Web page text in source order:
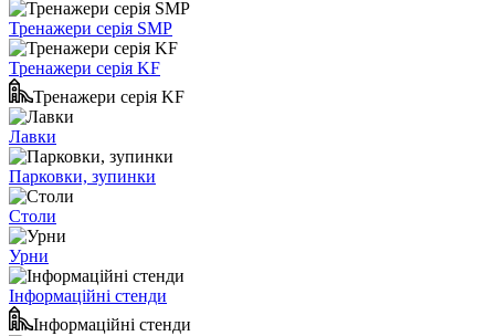
Тренажери серія SMP
Тренажери серія KF
Тренажери серія KF
Лавки
Парковки, зупинки
Столи
Урни
Інформаційні стенди
Інформаційні стенди